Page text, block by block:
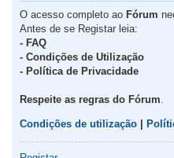
O acesso completo ao Fórum
Antes de se Registar leia:
- FAQ
- Condições de Utilização
- Política de Privacidade
Respeite as regras do Fórum
Condições de utilização